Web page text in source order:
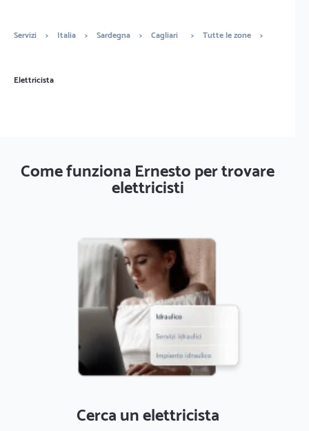
Servizi > Italia > Sardegna > Cagliari > Tutte le zone >
Elettricista
Come funziona Ernesto per trovare
elettricisti
Cerca un elettricista